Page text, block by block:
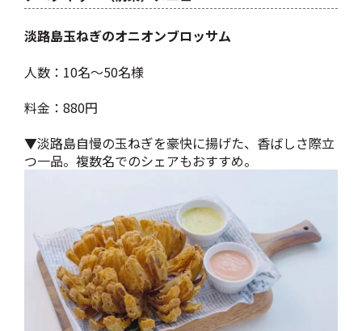
淡路島玉ねぎのオニオンブロッサム
人数：10名～50名様
料金：880円
▼淡路島自慢の玉ねぎを豪快に揚げた、香ばしさ際立
つ一品。複数名でのシェアもおすすめ。